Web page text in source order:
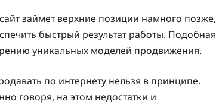
займет верхние позиции намного позже,
быстрый результат работы. Подобная
уникальных моделей продвижения.
по интернету нельзя в принципе.
говоря, на этом недостатки и